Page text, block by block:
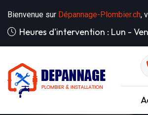
Bienvenue sur Dépannage-Plombier.ch,
Heures d'intervention : Lun -